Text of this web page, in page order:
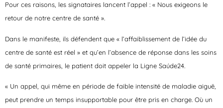
Pour ces raisons, les signataires lancent l’appel : « Nous exigeons le
retour de notre centre de santé ».
Dans le manifeste, ils défendent que « l’affaiblissement de l’idée du
centre de santé est réel » et qu’en l’absence de réponse dans les soins
de santé primaires, le patient doit appeler la Ligne Saúde24.
« Un appel, qui même en période de faible intensité de maladie aiguë,
peut prendre un temps insupportable pour être pris en charge. Où un